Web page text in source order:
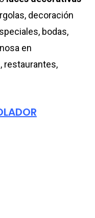
decoración
bodas,
en
restaurantes,